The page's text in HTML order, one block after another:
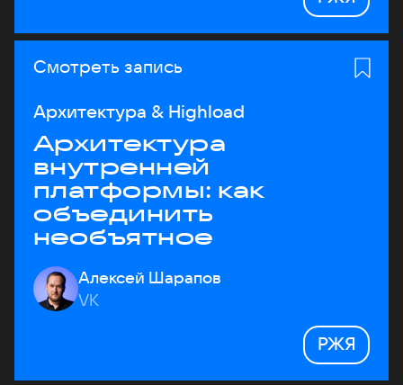
Смотреть запись
Архитектура & Highload
Архитектура
внутренней
платформы: как
объединить
необъятное
Алексей Шарапов
VK
РЖЯ